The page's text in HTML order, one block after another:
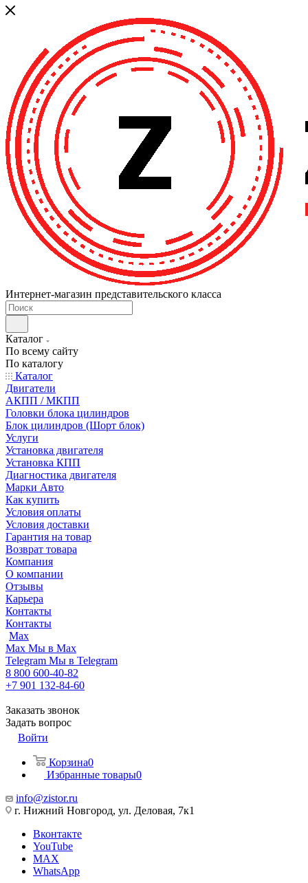
Интернет-магазин представительского класса
Каталог
По всему сайту
По каталогу
Каталог
Двигатели
АКПП / МКПП
Головки блока цилиндров
Блок цилиндров (Шорт блок)
Услуги
Установка двигателя
Установка КПП
Диагностика двигателя
Марки Авто
Как купить
Условия оплаты
Условия доставки
Гарантия на товар
Возврат товара
Компания
О компании
Отзывы
Карьера
Контакты
Контакты
Max
Max Мы в Max
Telegram Мы в Telegram
8 800 600-40-82
+7 901 132-84-60
Заказать звонок
Задать вопрос
Войти
Корзина0
Избранные товары0
info@zistor.ru
г. Нижний Новгород, ул. Деловая, 7к1
Вконтакте
YouTube
MAX
WhatsApp